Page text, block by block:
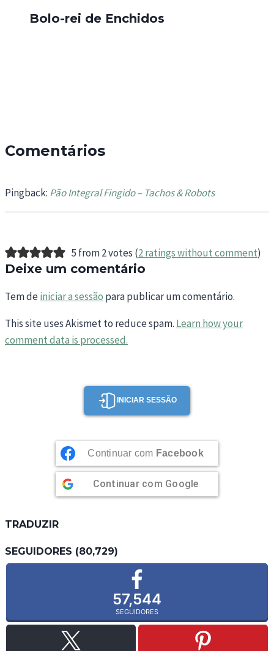
Bolo-rei de Enchidos
Comentários
Pingback: Pão Integral Fingido – Tachos & Robots
5 from 2 votes (2 ratings without comment)
Deixe um comentário
Tem deiniciar a sessão para publicar um comentário.
This site uses Akismet to reduce spam. Learn how your
comment data is processed.
INICIAR SESSÃO
Continuar com Facebook
Continuar com Google
TRADUZIR
SEGUIDORES (80,729)
57,544
SEGUIDORES